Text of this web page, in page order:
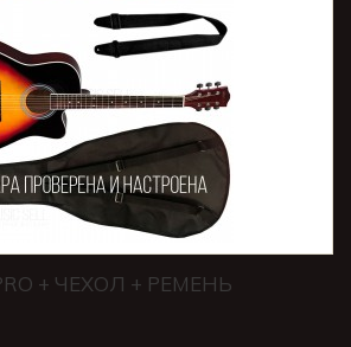
+ ЧЕХОЛ + РЕМЕНЬ